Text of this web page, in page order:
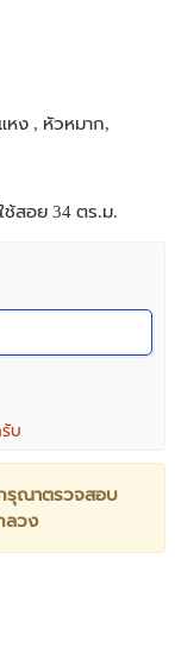
หง , หัวหมาก,
สอย 34 ตร.ม.
บ
รุณาตรวจสอบ
ลวง